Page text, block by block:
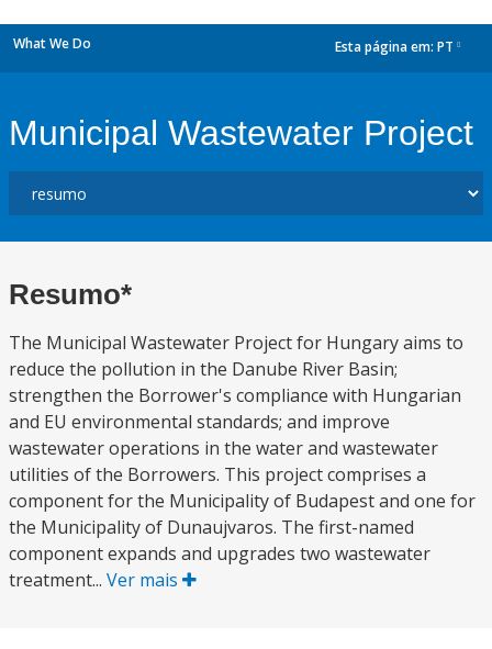
What We Do Esta página em: PT
Municipal Wastewater Project
Resumo*
The Municipal Wastewater Project for Hungary aims to
reduce the pollution in the Danube River Basin;
strengthen the Borrower's compliance with Hungarian
and EU environmental standards; and improve
wastewater operations in the water and wastewater
utilities of the Borrowers. This project comprises a
component for the Municipality of Budapest and one for
the Municipality of Dunaujvaros. The first-named
component expands and upgrades two wastewater
treatment... Ver mais